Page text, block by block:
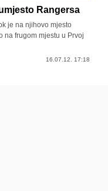
Rangersa
je na njihovo mjesto
na frugom mjestu u Prvoj
16.07.12. 17:18